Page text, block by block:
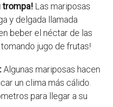
trompa! Las mariposas
y delgada llamada
beber el néctar de las
jugo de frutas!
Algunas mariposas hacen
un clima más cálido.
para llegar a su